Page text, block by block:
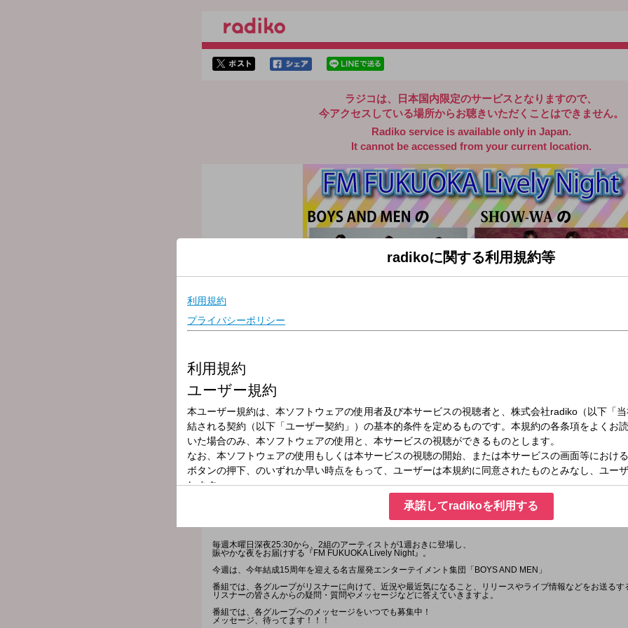
ラジコは、日本国内限定のサービスとなりますので、
今アクセスしている場所からお聴きいただくことはできません。
Radiko service is available only in Japan.
It cannot be accessed from your current location.
放送局
放送時間
2026年7月9日（木）25:30～25:55
番組名
FM FUKUOKA Lively Night『BOYS AND MENのボイめんたいRadio』
毎週木曜日深夜25:30から、2組のアーティストが1週おきに登場し、
賑やかな夜をお届けする『FM FUKUOKA Lively Night』。
今週は、今年結成15周年を迎える名古屋発エンターテイメント集団「BOYS AND MEN」
番組では、各グループがリスナーに向けて、近況や最近気になること、リリースやライブ情報などをお送るす
リスナーの皆さんからの疑問・質問やメッセージなどに答えていきますよ。
番組では、各グループへのメッセージをいつでも募集中！
メッセージ、待ってます！！！
radikoに関する利用規約等
承諾してradikoを利用する